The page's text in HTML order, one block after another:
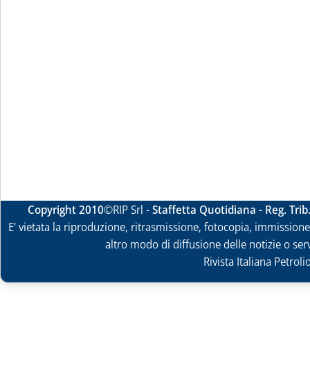
Copyright 2010©RIP Srl -Staffetta Quotidiana - Reg.
E' vietata la riproduzione, ritrasmissione, fotocopia,
altro modo di diffusione delle notizie o
Rivista Italiana